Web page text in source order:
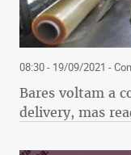
08:30 - 19/09/2021 -
Bares voltam a
delivery, mas